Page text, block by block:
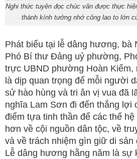
Nghi thức tuyên đọc chúc văn được thực
thành kính tưởng nhớ công lao to lớn
Phát biểu tại lễ dâng hương, bà
Phó Bí thư Đảng uỷ phường,
trực UBND phường Hoàn Kiếm,
là dịp quan trọng để mỗi người
sử hào hùng và tri ân vị vua đã
nghĩa Lam Sơn đi đến thắng lợi
điểm tựa tinh thần để các thế
hơn về cội nguồn dân tộc, về
và về trách nhiệm gìn giữ di sản
Lễ dâng hương hằng năm là sự